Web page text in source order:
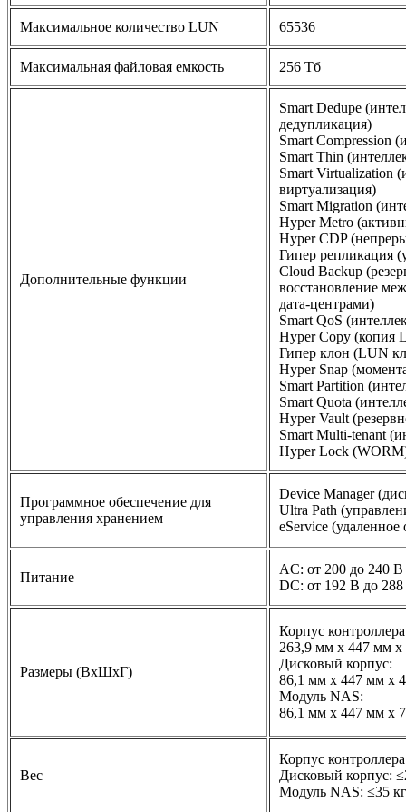
Максимальное количество LUN 65536
Максимальная файловая емкость 256 Тб
Дополнительные функции
Smart Dedupe
дедупликация)
Smart Compression
Smart Thin
Smart Virtualization
виртуализация)
Smart Migration
Hyper Metro
Hyper CDP
Гипер репликация
Cloud Backup
восстановление
дата-центрами)
Smart QoS
Hyper Copy (копия
Гипер клон (LUN
Hyper Snap
Smart Partition
Smart Quota
Hyper Vault
Smart Multi-tenant
Hyper Lock
Программное обеспечение для
управления хранением
Device Manager
Ultra Path
eService
Питание
AC: от 200 до 240 В
DC: от 192 В до
Размеры (ВхШхГ)
Корпус
263,9 мм х 447 мм
Дисковый корпус:
86,1 мм х 447 мм х
Модуль NAS:
86,1 мм х 447 мм х
Вес
Корпус
Дисковый корпус:
Модуль NAS: ≤35 кг